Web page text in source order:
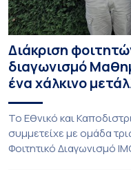
Διάκριση
διαγωνισμό
ένα χάλκινο
To Εθνικό και
συμμετείχε με ομάδα
Φοιτητικό Διαγωνισμό